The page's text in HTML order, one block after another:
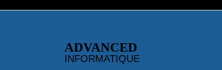
ADVANCED
INFORMATIQUE